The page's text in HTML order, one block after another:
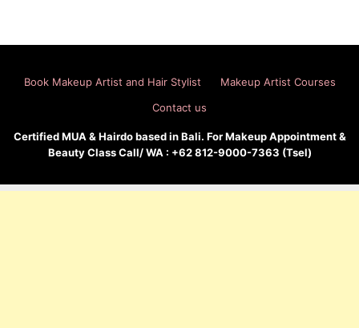
Book Makeup Artist and Hair Stylist
Makeup Artist Courses
Contact us
Certified MUA & Hairdo based in Bali. For Makeup Appointment &
Beauty Class Call/ WA : +62 812-9000-7363 (Tsel)